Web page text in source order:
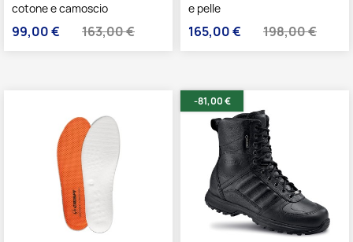
cotone e camoscio
Prezzo
99,00 € Prezzo base
163,00 €
e pelle
Prezzo
165,00 € Prezzo base
198,00 €
-81,00 €